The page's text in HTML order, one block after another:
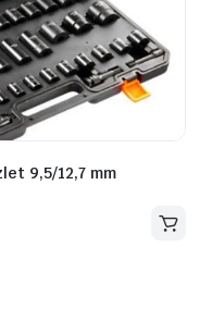
9,5/12,7 mm